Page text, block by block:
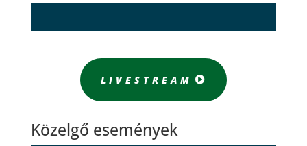
LIVESTREAM
Közelgő események